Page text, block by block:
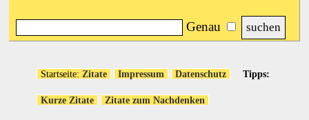
Genau
Startseite: Zitate Impressum Datenschutz Tipps:
Kurze Zitate Zitate zum Nachdenken